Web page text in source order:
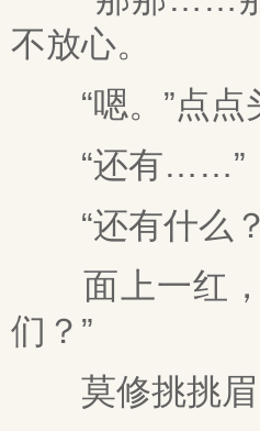
不放心。
“嗯。”点点
“还有……”
“还有什么？
面上一红，“
们？”
莫修挑挑眉